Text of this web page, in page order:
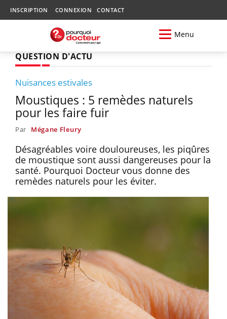
INSCRIPTION CONNEXION CONTACT
Menu
QUESTION D'ACTU
Nuisances estivales
Moustiques : 5 remèdes naturels
pour les faire fuir
Par Mégane Fleury
Désagréables voire douloureuses, les piqûres
de moustique sont aussi dangereuses pour la
santé. Pourquoi Docteur vous donne des
remèdes naturels pour les éviter.